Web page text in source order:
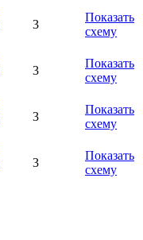
3
Показать
схему
3
Показать
схему
3
Показать
схему
3
Показать
схему